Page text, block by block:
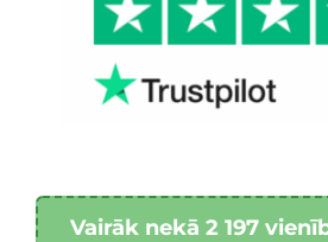
Vairāk nekā 2 197